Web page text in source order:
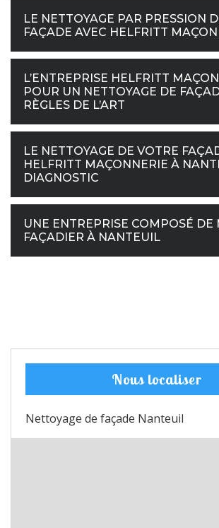
LE NETTOYAGE PAR PRESSION
FAÇADE AVEC HELFRITT
L’ENTREPRISE HELFRITT
POUR UN NETTOYAGE DE
RÈGLES DE L’ART
LE NETTOYAGE DE VOTRE
HELFRITT MAÇONNERIE À
DIAGNOSTIC
UNE ENTREPRISE COMPOSÉ DE
FAÇADIER À NANTEUIL
Nous localiser
Nettoyage de façade Nanteuil